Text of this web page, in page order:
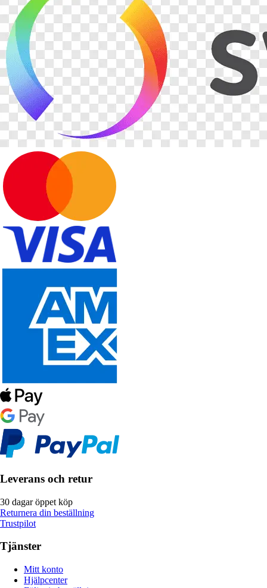
Leverans och retur
30 dagar öppet köp
Returnera din beställning
Trustpilot
Tjänster
Mitt konto
Hjälpcenter